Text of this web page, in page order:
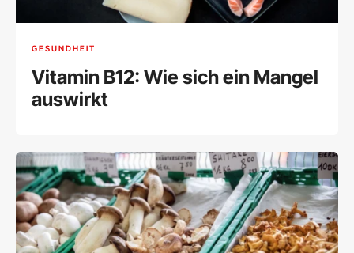
GESUNDHEIT
Vitamin B12: Wie sich ein Mangel
auswirkt